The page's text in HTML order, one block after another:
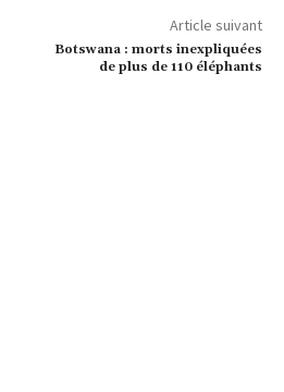
Article suivant
Botswana : morts inexpliquées
de plus de 110 éléphants